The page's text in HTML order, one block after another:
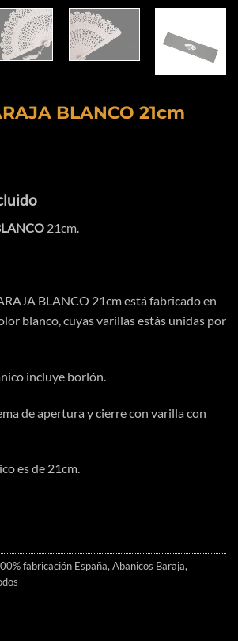
BLANCO 21cm
21cm.
BLANCO 21cm está fabricado en
blanco, cuyas varillas estás unidas por
incluye borlón.
de apertura y cierre con varilla con
es de 21cm.
fabricación España,Abanicos Baraja,